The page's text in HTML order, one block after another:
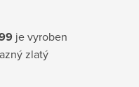
je vyroben
zlatý